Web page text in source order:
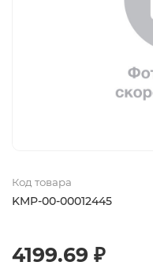
Код товара
KMP-00-00012445
4199.69 ₽